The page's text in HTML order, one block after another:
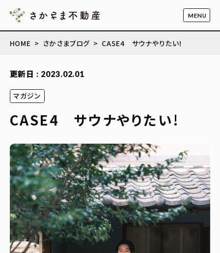
HOME さかさまブログ CASE4 サウナやりたい!
更新日 : 2023.02.01
マガジン
CASE4 サウナやりたい!